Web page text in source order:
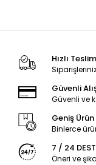
Hızlı
Güvenli
Güvenli ve
Geniş
Binlerce
7 / 24
Öneri ve